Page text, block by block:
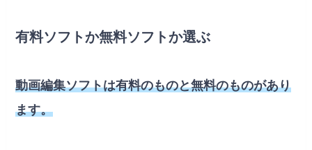
有料ソフトか無料ソフトか選ぶ
動画編集ソフトは有料のものと無料のものがあり
ます。